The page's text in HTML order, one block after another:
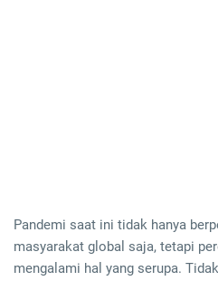
Pandemi saat ini tidak hanya
masyarakat global saja, tetapi
mengalami hal yang serupa.